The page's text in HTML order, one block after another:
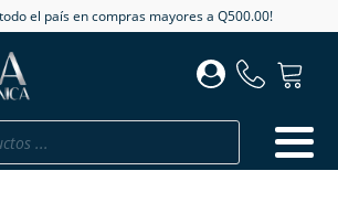
el país en compras mayores a Q500.00!